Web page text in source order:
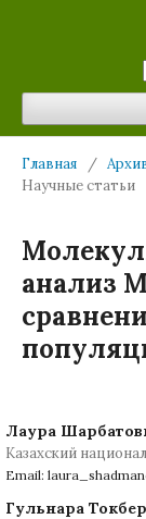
Главная /
Научные статьи
анализ
Лаура
Казахский
Email:
Гульнара